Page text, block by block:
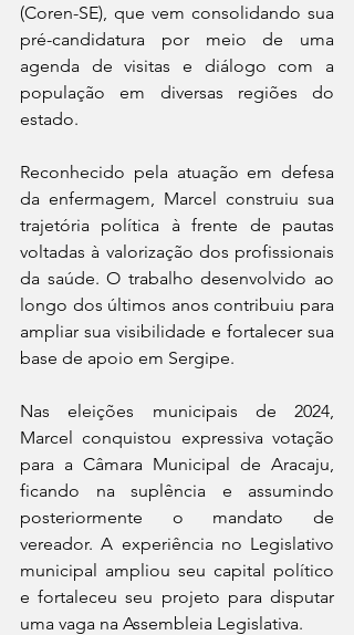
(Coren-SE), que vem consolidando sua
pré-candidatura por meio de uma
agenda de visitas e diálogo com a
população em diversas regiões do
estado.
Reconhecido pela atuação em defesa
da enfermagem, Marcel construiu sua
trajetória política à frente de pautas
voltadas à valorização dos profissionais
da saúde. O trabalho desenvolvido ao
longo dos últimos anos contribuiu para
ampliar sua visibilidade e fortalecer sua
base de apoio em Sergipe.
Nas eleições municipais de 2024,
Marcel conquistou expressiva votação
para a Câmara Municipal de Aracaju,
ficando na suplência e assumindo
posteriormente o mandato de
vereador. A experiência no Legislativo
municipal ampliou seu capital político
e fortaleceu seu projeto para disputar
uma vaga na Assembleia Legislativa.